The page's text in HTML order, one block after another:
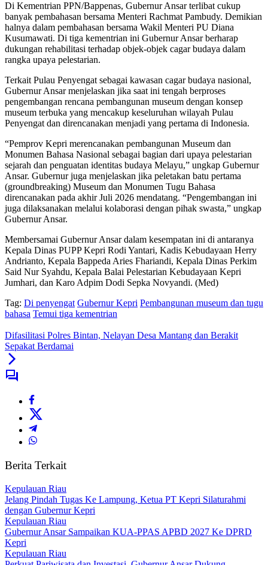
Di Kementrian PPN/Bappenas, Gubernur Ansar terlibat cukup
banyak pembahasan bersama Menteri Rachmat Pambudy. Demikian
halnya dalam pembahasan bersama Wakil Menteri PU Diana
Kusumawati. Di tiga kementrian ini Gubernur Ansar berharap
dukungan rehabilitasi terhadap objek-objek cagar budaya dalam
rangka upaya pelestarian.
Terkait Pulau Penyengat sebagai kawasan cagar budaya nasional,
Gubernur Ansar menjelaskan jika saat ini tengah berproses
pengembangan rencana pembangunan museum dengan konsep
museum terbuka yang mencakup keseluruhan wilayah Pulau
Penyengat dan direncanakan menjadi yang pertama di Indonesia.
“Pemprov Kepri merencanakan pembangunan Museum dan
Monumen Bahasa Nasional sebagai bagian dari upaya pelestarian
sejarah dan penguatan identitas budaya Melayu,” ungkap Gubernur
Ansar. Gubernur juga menjelaskan jika peletakan batu pertama
(groundbreaking) Museum dan Monumen Tugu Bahasa
direncanakan pada akhir Juli 2026 mendatang. “Pengembangan ini
juga dilaksanakan melalui kolaborasi dengan pihak swasta,” ungkap
Gubernur Ansar.
Membersamai Gubernur Ansar dalam kesempatan ini di antaranya
Kepala Dinas PUPP Kepri Rodi Yantari, Kadis Kebudayaan Herry
Andrianto, Kepala Bappeda Aries Fhariandi, Kepala Dinas Perkim
Said Nur Syahdu, Kepala Balai Pelestarian Kebudayaan Kepri
Jumhari, dan Karo Adpim Dodi Sepka Novyandi. (Med)
Tag: Di penyengat Gubernur Kepri Pembangunan museum dan tugu
bahasa Temui tiga kementrian
Difasilitasi Polres Bintan, Nelayan Desa Mantang dan Berakit
Sepakat Berdamai
Berita Terkait
Kepulauan Riau
Jelang Pindah Tugas Ke Lampung, Ketua PT Kepri Silaturahmi
dengan Gubernur Kepri
Kepulauan Riau
Gubernur Ansar Sampaikan KUA-PPAS APBD 2027 Ke DPRD
Kepri
Kepulauan Riau